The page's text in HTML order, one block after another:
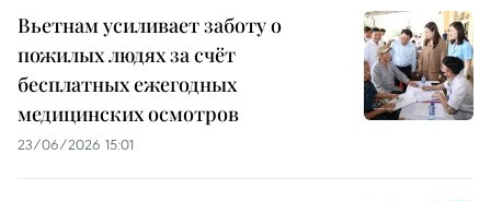
Вьетнам усиливает заботу о
пожилых людях за счёт
бесплатных ежегодных
медицинских осмотров
23/06/2026 15:01